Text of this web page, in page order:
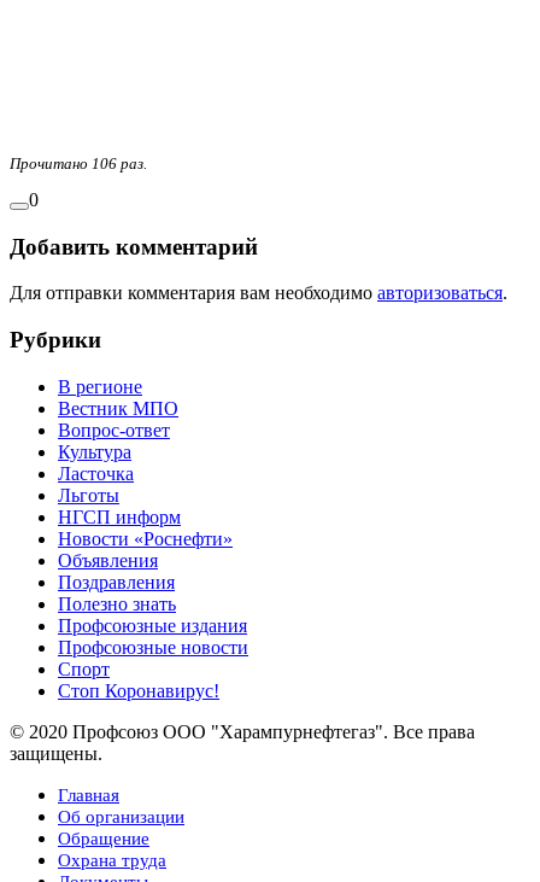
Прочитано 106 раз.
0
Добавить комментарий
Для отправки комментария вам необходимо авторизоваться.
Рубрики
В регионе
Вестник МПО
Вопрос-ответ
Культура
Ласточка
Льготы
НГСП информ
Новости «Роснефти»
Объявления
Поздравления
Полезно знать
Профсоюзные издания
Профсоюзные новости
Спорт
Стоп Коронавирус!
© 2020 Профсоюз ООО "Харампурнефтегаз". Все права
защищены.
Главная
Об организации
Обращение
Охрана труда